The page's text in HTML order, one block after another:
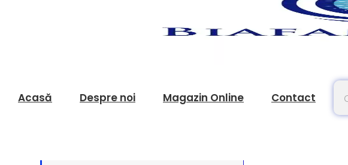
Acasă Despre noi Magazin Online Contact